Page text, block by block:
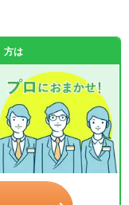
方は